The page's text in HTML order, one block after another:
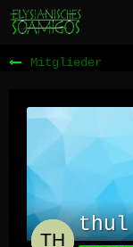
Mitglieder
thul